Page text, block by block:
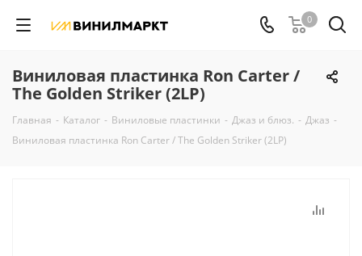
0
Виниловая пластинка Ron Carter /
The Golden Striker (2LP)
Главная - Каталог - Виниловые пластинки - Джаз и блюз. - Джаз -
Виниловая пластинка Ron Carter / The Golden Striker (2LP)